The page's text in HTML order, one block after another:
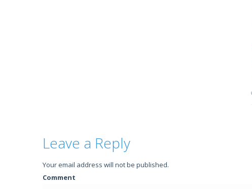
Leave a Reply
Your email address will not be published.
Comment